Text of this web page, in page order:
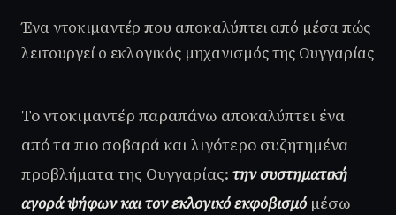
Ένα ντοκιμαντέρ που αποκαλύπτει από μέσα πώς
λειτουργεί ο εκλογικός μηχανισμός της Ουγγαρίας
Το ντοκιμαντέρ παραπάνω αποκαλύπτει ένα
από τα πιο σοβαρά και λιγότερο συζητημένα
προβλήματα της Ουγγαρίας: την συστηματική
αγορά ψήφων και τον εκλογικό εκφοβισμόμέσω